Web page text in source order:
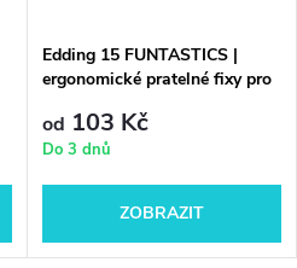
Edding 15 FUNTASTICS |
ergonomické pratelné fixy pro
od 103 Kč
Do 3 dnů
ZOBRAZIT